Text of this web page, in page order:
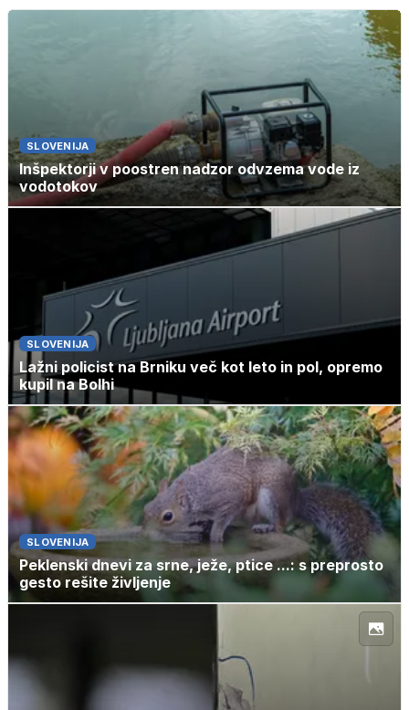
SLOVENIJA
Inšpektorji v poostren nadzor odvzema vode iz
vodotokov
SLOVENIJA
Lažni policist na Brniku več kot leto in pol, opremo
kupil na Bolhi
SLOVENIJA
Peklenski dnevi za srne, ježe, ptice ...: s preprosto
gesto rešite življenje